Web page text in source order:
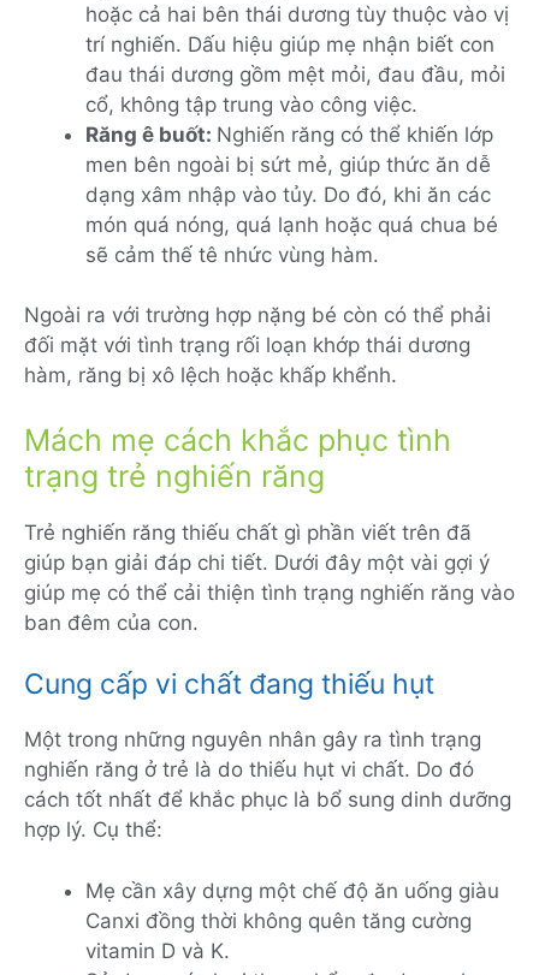
hoặc cả hai bên thái dương tùy thuộc vào vị
trí nghiến. Dấu hiệu giúp mẹ nhận biết con
đau thái dương gồm mệt mỏi, đau đầu, mỏi
cổ, không tập trung vào công việc.
Răng ê buốt: Nghiến răng có thể khiến lớp
men bên ngoài bị sứt mẻ, giúp thức ăn dễ
dạng xâm nhập vào tủy. Do đó, khi ăn các
món quá nóng, quá lạnh hoặc quá chua bé
sẽ cảm thế tê nhức vùng hàm.
Ngoài ra với trường hợp nặng bé còn có thể phải
đối mặt với tình trạng rối loạn khớp thái dương
hàm, răng bị xô lệch hoặc khấp khểnh.
Mách mẹ cách khắc phục tình
trạng trẻ nghiến răng
Trẻ nghiến răng thiếu chất gì phần viết trên đã
giúp bạn giải đáp chi tiết. Dưới đây một vài gợi ý
giúp mẹ có thể cải thiện tình trạng nghiến răng vào
ban đêm của con.
Cung cấp vi chất đang thiếu hụt
Một trong những nguyên nhân gây ra tình trạng
nghiến răng ở trẻ là do thiếu hụt vi chất. Do đó
cách tốt nhất để khắc phục là bổ sung dinh dưỡng
hợp lý. Cụ thể:
Mẹ cần xây dựng một chế độ ăn uống giàu
Canxi đồng thời không quên tăng cường
vitamin D và K.